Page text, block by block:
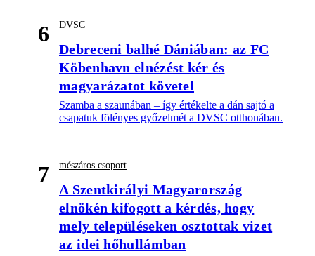
6 DVSC
Debreceni balhé Dániában: az FC
Köbenhavn elnézést kér és
magyarázatot követel
Szamba a szaunában – így értékelte a dán sajtó a
csapatuk fölényes győzelmét a DVSC otthonában.
7 mészáros csoport
A Szentkirályi Magyarország
elnökén kifogott a kérdés, hogy
mely településeken osztottak vizet
az idei hőhullámban